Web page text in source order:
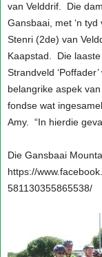
van Velddrif. Die
Gansbaai, met ‘n
Stenri (2de) van
Kaapstad. Die
Strandveld
belangrike aspek
fondse wat
Amy. “In hierdie
Die Gansbaai
https://
581130355865538/